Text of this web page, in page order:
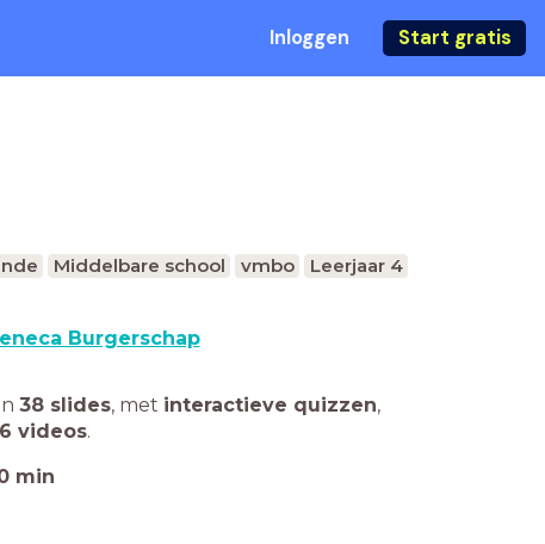
Inloggen Start gratis
Middelbare school vmbo Leerjaar 4
Burgerschap
38 slides, met interactieve quizzen,
6 videos.
min